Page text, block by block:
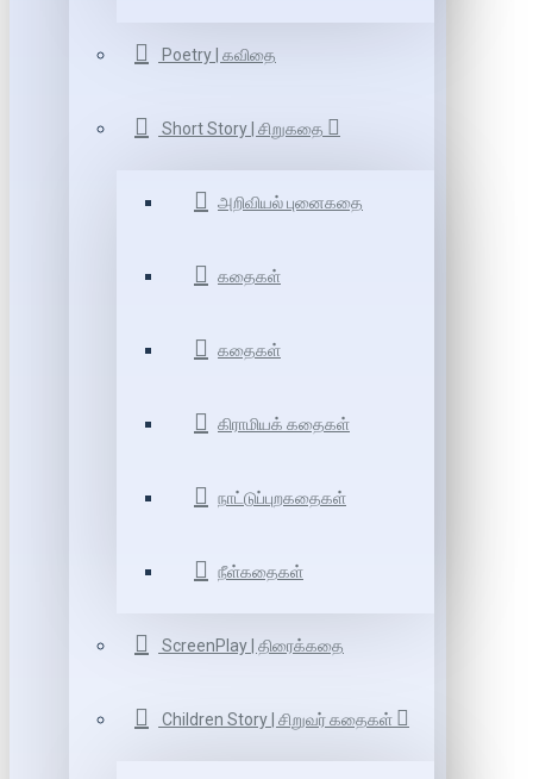
Poetry | கவிதை
Short Story | சிறுகதை
அறிவியல் புனைகதை
கதைகள்
கதைகள்
கிராமியக் கதைகள்
நாட்டுப்புறகதைகள்
நீள்கதைகள்
ScreenPlay | திரைக்கதை
Children Story | சிறுவர் கதைகள்